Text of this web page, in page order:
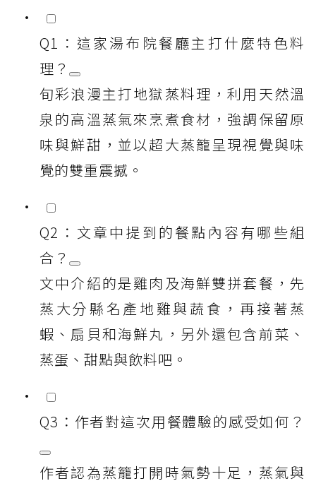
Q1：這家湯布院餐廳主打什麼特色料
理？
旬彩浪漫主打地獄蒸料理，利用天然溫
泉的高溫蒸氣來烹煮食材，強調保留原
味與鮮甜，並以超大蒸籠呈現視覺與味
覺的雙重震撼。
Q2：文章中提到的餐點內容有哪些組
合？
文中介紹的是雞肉及海鮮雙拼套餐，先
蒸大分縣名產地雞與蔬食，再接著蒸
蝦、扇貝和海鮮丸，另外還包含前菜、
蒸蛋、甜點與飲料吧。
Q3：作者對這次用餐體驗的感受如何？
作者認為蒸籠打開時氣勢十足，蒸氣與